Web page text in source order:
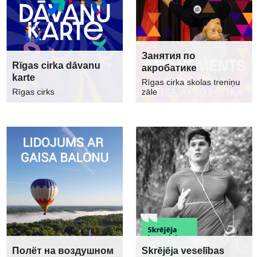
Rīgas cirka dāvanu
karte
Rīgas cirks
Занятия по
акробатике
Rīgas cirka skolas treniņu
zāle
Полёт на воздушном
Skrējēja veselības